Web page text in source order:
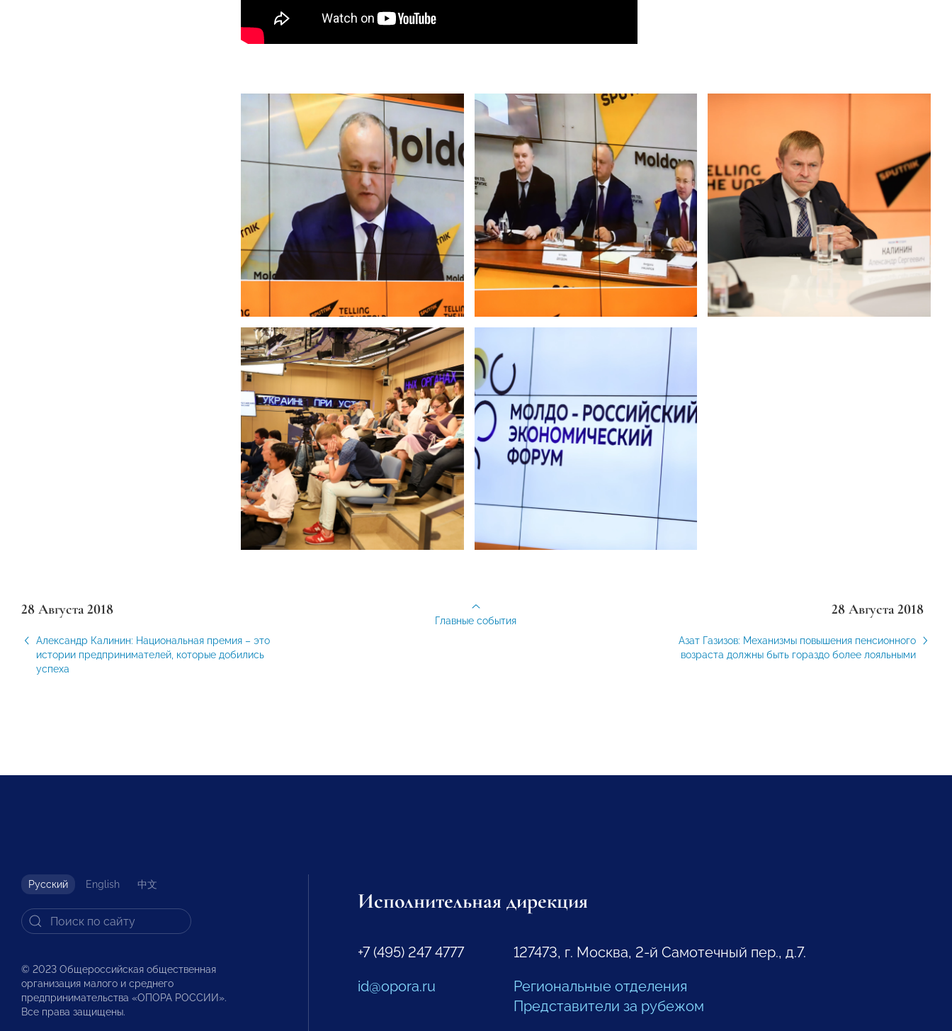
28 Августа 2018
Александр Калинин: Национальная премия – это
истории предпринимателей, которые добились
успеха
28 Августа 2018
Азат Газизов: Механизмы повышения пенсионного
возраста должны быть гораздо более лояльными
Главные события
Русский English 中文
© 2023 Общероссийская общественная
организация малого и среднего
предпринимательства «ОПОРА РОССИИ».
Все права защищены.
Исполнительная дирекция
+7 (495) 247 4777
id@opora.ru
127473, г. Москва, 2-й Самотечный пер., д.7.
Региональные отделения
Представители за рубежом